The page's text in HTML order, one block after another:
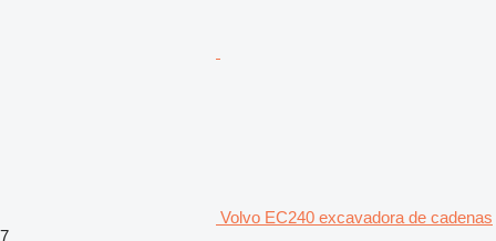
Volvo EC240 excavadora de cadenas
7